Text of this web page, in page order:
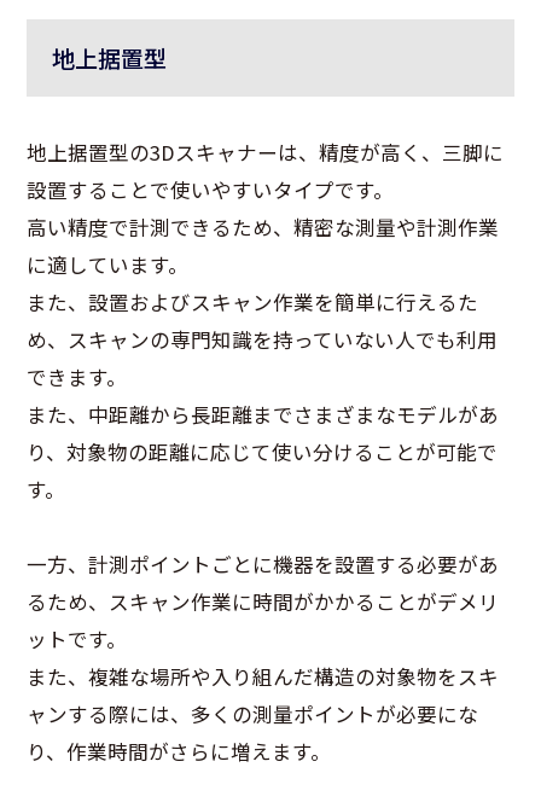
地上据置型
地上据置型の3Dスキャナーは、精度が高く、三脚に
設置することで使いやすいタイプです。
高い精度で計測できるため、精密な測量や計測作業
に適しています。
また、設置およびスキャン作業を簡単に行えるた
め、スキャンの専門知識を持っていない人でも利用
できます。
また、中距離から長距離までさまざまなモデルがあ
り、対象物の距離に応じて使い分けることが可能で
す。
一方、計測ポイントごとに機器を設置する必要があ
るため、スキャン作業に時間がかかることがデメリ
ットです。
また、複雑な場所や入り組んだ構造の対象物をスキ
ャンする際には、多くの測量ポイントが必要にな
り、作業時間がさらに増えます。